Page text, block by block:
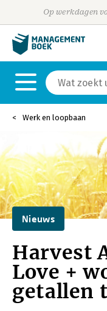
Op werkdagen
Werk en loopbaan
Nieuws
Harvest
Love +
getallen